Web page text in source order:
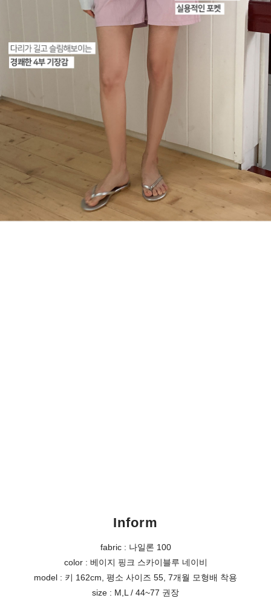
Inform
fabric : 나일론 100
color : 베이지 핑크 스카이블루 네이비
model : 키 162cm, 평소 사이즈 55, 7개월 모형배 착용
size : M,L / 44~77 권장